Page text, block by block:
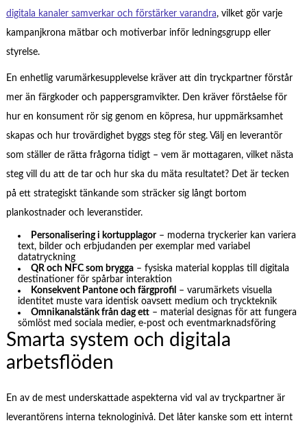
digitala kanaler samverkar och förstärker varandra, vilket gör varje
kampanjkrona mätbar och motiverbar inför ledningsgrupp eller
styrelse.
En enhetlig varumärkesupplevelse kräver att din tryckpartner förstår
mer än färgkoder och pappersgramvikter. Den kräver förståelse för
hur en konsument rör sig genom en köpresa, hur uppmärksamhet
skapas och hur trovärdighet byggs steg för steg. Välj en leverantör
som ställer de rätta frågorna tidigt – vem är mottagaren, vilket nästa
steg vill du att de tar och hur ska du mäta resultatet? Det är tecken
på ett strategiskt tänkande som sträcker sig långt bortom
plankostnader och leveranstider.
Personalisering i kortupplagor– moderna tryckerier kan variera
text, bilder och erbjudanden per exemplar med variabel
datatryckning
QR och NFC som brygga – fysiska material kopplas till digitala
destinationer för spårbar interaktion
Konsekvent Pantone och färgprofil – varumärkets visuella
identitet muste vara identisk oavsett medium och tryckteknik
Omnikanalstänk från dag ett – material designas för att fungera
sömlöst med sociala medier, e-post och eventmarknadsföring
Smarta system och digitala
arbetsflöden
En av de mest underskattade aspekterna vid val av tryckpartner är
leverantörens interna teknologinivå. Det låter kanske som ett internt